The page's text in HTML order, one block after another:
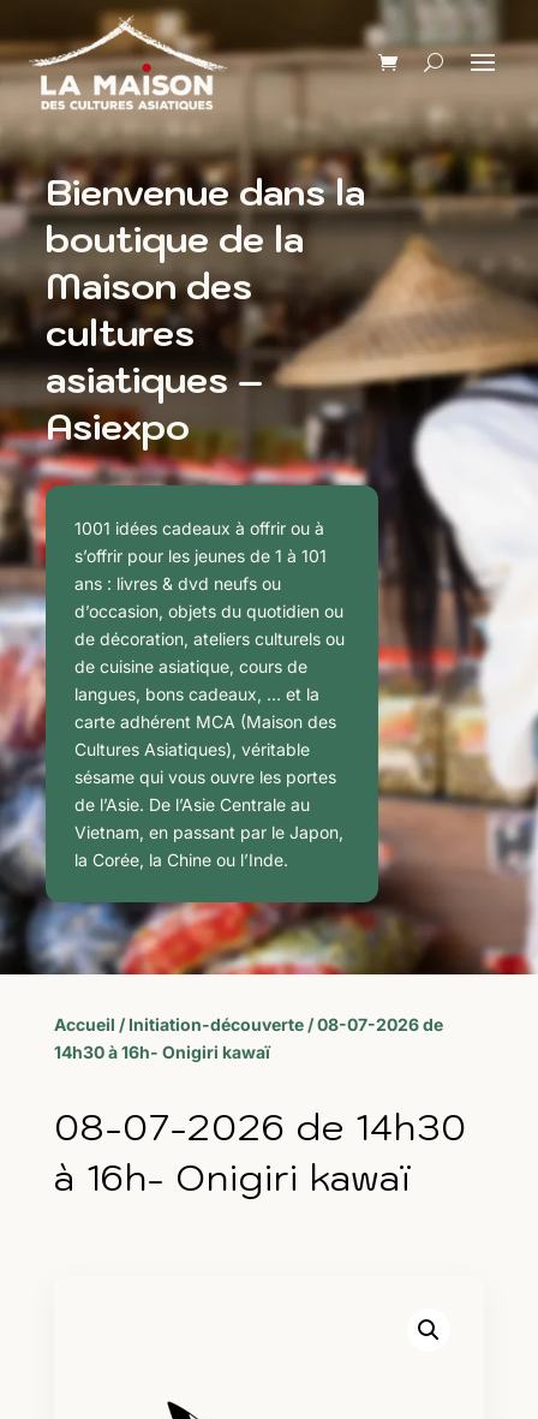
Bienvenue dans la
boutique de la
Maison des
cultures
asiatiques –
Asiexpo
1001 idées cadeaux à offrir ou à
s’offrir pour les jeunes de 1 à 101
ans : livres & dvd neufs ou
d’occasion, objets du quotidien ou
de décoration, ateliers culturels ou
de cuisine asiatique, cours de
langues, bons cadeaux, … et la
carte adhérent MCA (Maison des
Cultures Asiatiques), véritable
sésame qui vous ouvre les portes
de l’Asie. De l’Asie Centrale au
Vietnam, en passant par le Japon,
la Corée, la Chine ou l’Inde.
Accueil / Initiation-découverte/ 08-07-2026 de
14h30 à 16h- Onigiri kawaï
08-07-2026 de 14h30
à 16h- Onigiri kawaï